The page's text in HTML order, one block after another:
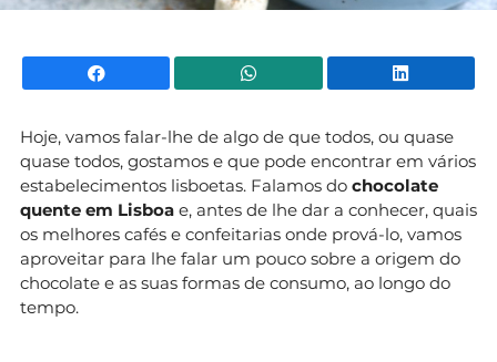
Facebook WhatsApp
Hoje, vamos falar-lhe de algo de que todos, ou quase
quase todos, gostamos e que pode encontrar em vários
estabelecimentos lisboetas. Falamos do chocolate
quente em Lisboa e, antes de lhe dar a conhecer, quais
os melhores cafés e confeitarias onde prová-lo, vamos
aproveitar para lhe falar um pouco sobre a origem do
chocolate e as suas formas de consumo, ao longo do
tempo.